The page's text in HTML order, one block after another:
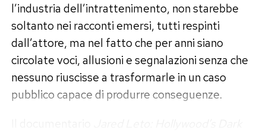
l’industria dell’intrattenimento, non starebbe
soltanto nei racconti emersi, tutti respinti
dall’attore, ma nel fatto che per anni siano
circolate voci, allusioni e segnalazioni senza che
nessuno riuscisse a trasformarle in un caso
pubblico capace di produrre conseguenze.